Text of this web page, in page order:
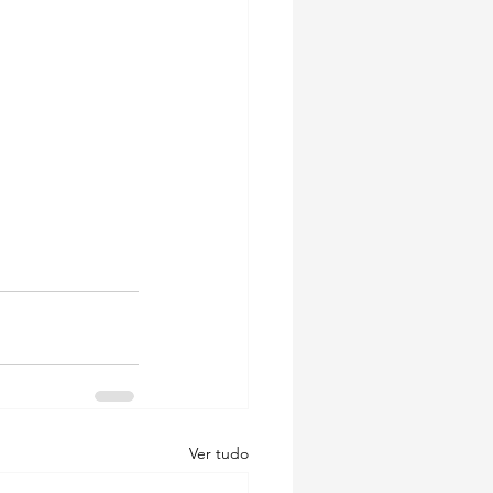
Ver tudo